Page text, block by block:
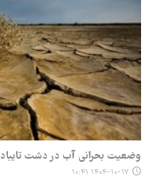
وضعیت بحرانی آب در دشت تایباد
۱۴۰۴-۱۰-۱۷ ۱۰:۴۱